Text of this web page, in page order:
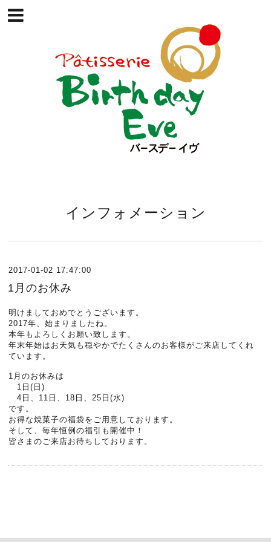
インフォメーション
2017-01-02 17:47:00
1月のお休み
明けましておめでとうございます。
2017年、始まりましたね。
本年もよろしくお願い致します。
年末年始はお天気も穏やかでたくさんのお客様がご来店してくれ
ています。
1月のお休みは
1日(日)
4日、11日、18日、25日(水)
です。
お得な焼菓子の福袋をご用意しております。
そして、毎年恒例の福引も開催中！
皆さまのご来店お待ちしております。